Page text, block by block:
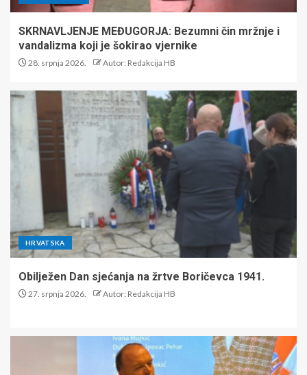
SKRNAVLJENJE MEĐUGORJA: Bezumni čin mržnje i
vandalizma koji je šokirao vjernike
28. srpnja 2026. Autor: Redakcija HB
HRVATSKA
Obilježen Dan sjećanja na žrtve Boričevca 1941.
27. srpnja 2026. Autor: Redakcija HB